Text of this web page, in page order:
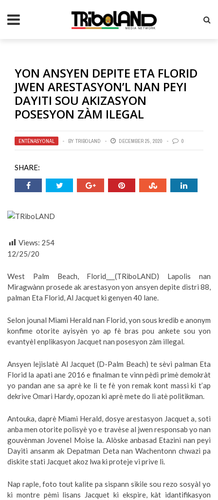
YON ANSYEN DEPITE ETA FLORID
JWEN ARESTASYON’L NAN PEYI
DAYITI SOU AKIZASYON
POSESYON ZÀM ILEGAL
ENTÈNASYONAL BY TRIBOLAND DECEMBER 25, 2020 0
SHARE:
Views: 254
12/25/20
West Palm Beach, Florid___(TRiboLAND) Lapolis nan
Miragwànn prosede ak arestasyon yon ansyen depite distri 88,
palman Eta Florid, Al Jacquet ki genyen 40 lane.
Selon jounal Miami Herald nan Florid, yon sous kredib e anonym
konfime otorite ayisyèn yo ap fè bras pou ankete sou yon
evantyèl enplikasyon Jacquet nan posesyon zàm illegal.
Ansyen lejislatè Al Jacquet (D-Palm Beach) te sèvi palman Eta
Florid la apati ane 2016 e finalman te vinn pèdi primè demokràt
yo pandan ane sa aprè ke li te fè yon remak kont massi ki t’ap
dekrive Omari Hardy, opozan ki aprè mete do li atè politikman.
Antouka, daprè Miami Herald, dosye arestasyon Jacquet a, soti
anba men otorite polisyè yo e travèse al jwen responsab yo nan
gouvènman Jovenel Moise la. Alòske anbasad Etazini nan peyi
Dayiti ansanm ak Depatman Deta nan Wachentonn chwazi pa
diskite stati Jacquet akoz lwa ki proteje vi prive li.
Nap raple, foto tout kalite pa sispann sikile sou rezo sosyàl yo
ki montre pèmi lisans Jacquet ki ekspire, kàt idantifikasyon